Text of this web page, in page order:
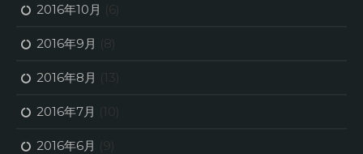
2016年10月 (6)
2016年9月 (8)
2016年8月 (13)
2016年7月 (10)
2016年6月 (9)